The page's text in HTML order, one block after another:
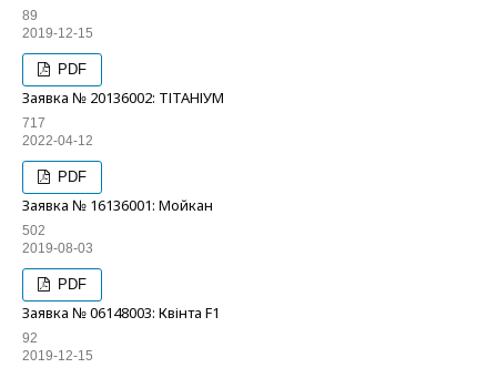
89
2019-12-15
PDF
Заявка № 20136002: ТІТАНІУМ
717
2022-04-12
PDF
Заявка № 16136001: Мойкан
502
2019-08-03
PDF
Заявка № 06148003: Квінта F1
92
2019-12-15